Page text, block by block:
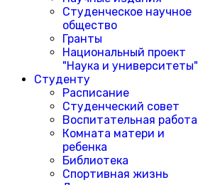
Студенческое научное
общество
Гранты
Национальный проект
"Наука и университеты"
Студенту
Расписание
Студенческий совет
Воспитательная работа
Комната матери и
ребенка
Библиотека
Спортивная жизнь